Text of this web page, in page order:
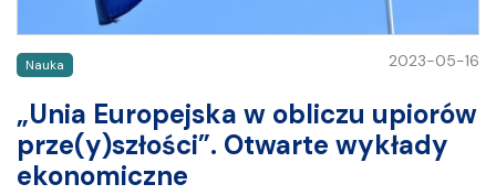
Nauka 2023-05-16
„Unia Europejska w obliczu upiorów
prze(y)szłości”. Otwarte wykłady
ekonomiczne